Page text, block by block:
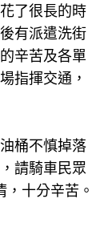
了很長的時
有派遣洗街
辛苦及各單
指揮交通，
桶不慎掉落
請騎車民眾
十分辛苦。